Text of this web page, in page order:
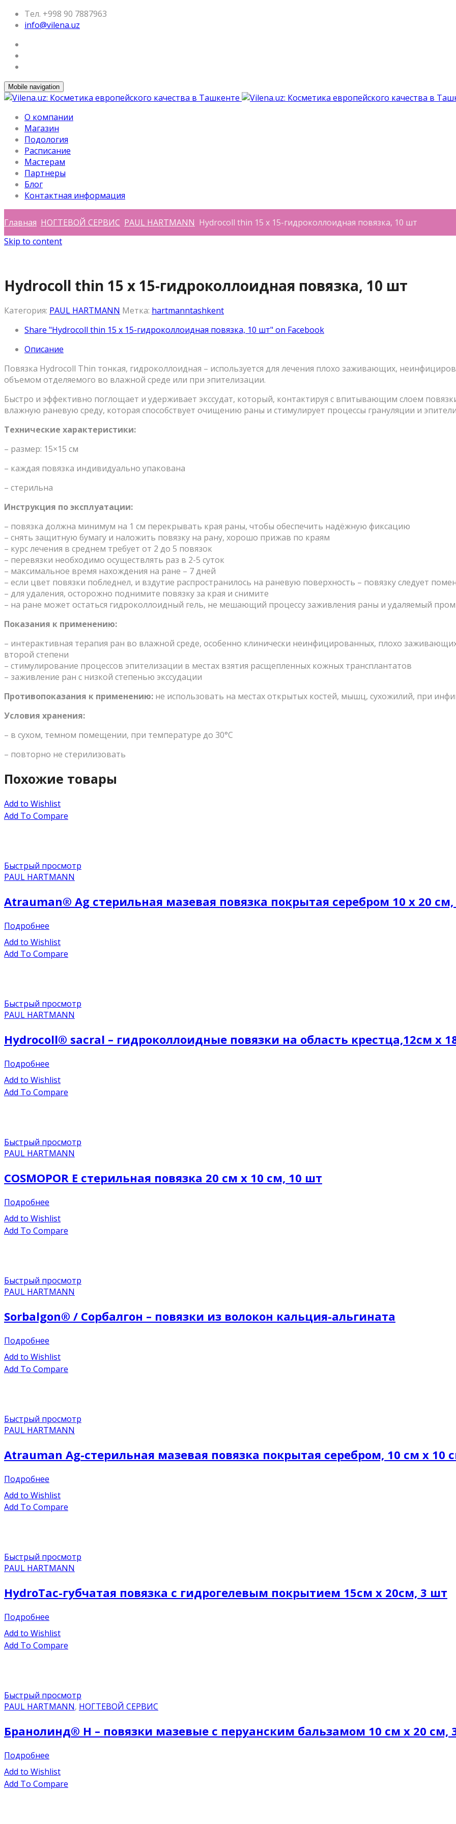
Тел. +998 90 7887963
info@vilena.uz
Mobile navigation
О компании
Магазин
Подология
Расписание
Мастерам
Партнеры
Блог
Контактная информация
Главная НОГТЕВОЙ СЕРВИС PAUL HARTMANN Hydrocoll thin 15 x 15-гидроколлоидная повязка, 10 шт
Skip to content
Hydrocoll thin 15 x 15-гидроколлоидная повязка, 10 шт
Категория: PAUL HARTMANN Метка: hartmanntashkent
Share "Hydrocoll thin 15 x 15-гидроколлоидная повязка, 10 шт" on Facebook
Описание
Повязка Hydrocoll Thin тонкая, гидроколлоидная – используется для лечения плохо заживающих,
объемом отделяемого во влажной среде или при эпителизации.
Быстро и эффективно поглощает и удерживает экссудат, который, контактируя с впитывающим слоем
влажную раневую среду, которая способствует очищению раны и стимулирует процессы грануляции и
Технические характеристики:
– размер: 15×15 см
– каждая повязка индивидуально упакована
– стерильна
Инструкция по эксплуатации:
– повязка должна минимум на 1 см перекрывать края раны, чтобы обеспечить надёжную фиксацию
– снять защитную бумагу и наложить повязку на рану, хорошо прижав по краям
– курс лечения в среднем требует от 2 до 5 повязок
– перевязки необходимо осуществлять раз в 2-5 суток
– максимальное время нахождения на ране – 7 дней
– если цвет повязки побледнел, и вздутие распространилось на раневую поверхность – повязку следует
– для удаления, осторожно поднимите повязку за края и снимите
– на ране может остаться гидроколлоидный гель, не мешающий процессу заживления раны и удаляемый
Показания к применению:
– интерактивная терапия ран во влажной среде, особенно клинически неинфицированных, плохо
второй степени
– стимулирование процессов эпителизации в местах взятия расщепленных кожных трансплантатов
– заживление ран с низкой степенью экссудации
Противопоказания к применению: не использовать на местах открытых костей, мышц, сухожилий, при
Условия хранения:
– в сухом, темном помещении, при температуре до 30°С
– повторно не стерилизовать
Похожие товары
Add to Wishlist
Add To Compare
Быстрый просмотр
PAUL HARTMANN
Atrauman® Ag стерильная мазевая повязка покрытая серебром 10 х 20
Подробнее
Add to Wishlist
Add To Compare
Быстрый просмотр
PAUL HARTMANN
Hydrocoll® sacral – гидроколлоидные повязки на область крестца,12см х
Подробнее
Add to Wishlist
Add To Compare
Быстрый просмотр
PAUL HARTMANN
COSMOPOR E стерильная повязка 20 см х 10 см, 10 шт
Подробнее
Add to Wishlist
Add To Compare
Быстрый просмотр
PAUL HARTMANN
Sorbalgon® / Сорбалгон – повязки из волокон кальция-альгината
Подробнее
Add to Wishlist
Add To Compare
Быстрый просмотр
PAUL HARTMANN
Atrauman Ag-стерильная мазевая повязка покрытая серебром, 10 см х 10
Подробнее
Add to Wishlist
Add To Compare
Быстрый просмотр
PAUL HARTMANN
HydroTac-губчатая повязка с гидрогелевым покрытием 15см х 20см, 3 шт
Подробнее
Add to Wishlist
Add To Compare
Быстрый просмотр
PAUL HARTMANN, НОГТЕВОЙ СЕРВИС
Бранолинд® Н – повязки мазевые с перуанским бальзамом 10 см х 20 см,
Подробнее
Add to Wishlist
Add To Compare